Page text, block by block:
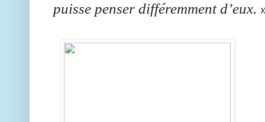
puisse penser différemment d’eux.